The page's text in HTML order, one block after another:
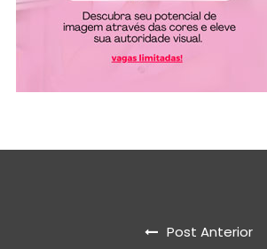
Post Anterior